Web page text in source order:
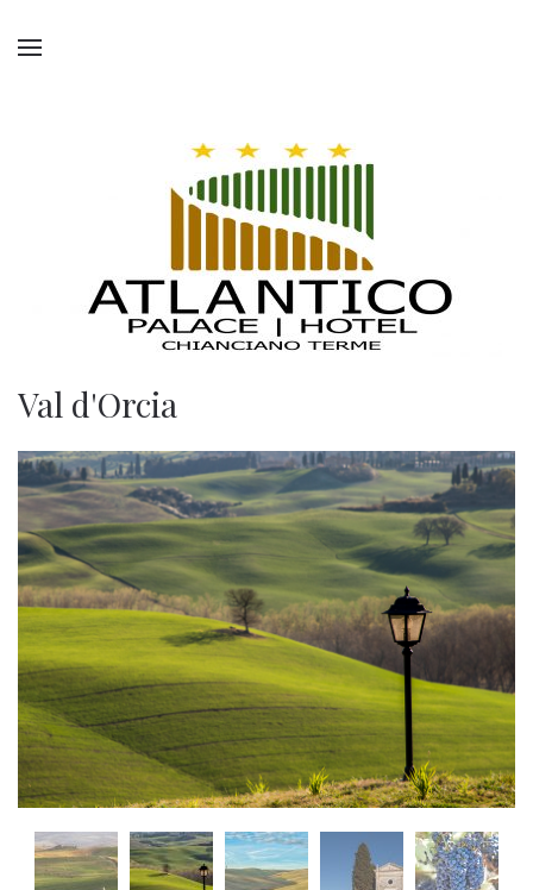
Val d'Orcia